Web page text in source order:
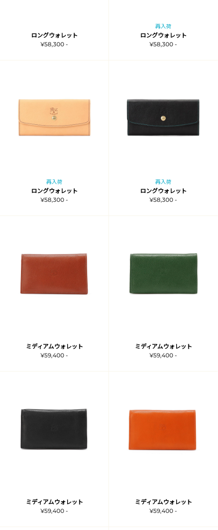
ロングウォレット
¥58,300 -
再入荷
ロングウォレット
¥58,300 -
再入荷
ロングウォレット
¥58,300 -
再入荷
ロングウォレット
¥58,300 -
ミディアムウォレット
¥59,400 -
ミディアムウォレット
¥59,400 -
ミディアムウォレット
¥59,400 -
ミディアムウォレット
¥59,400 -